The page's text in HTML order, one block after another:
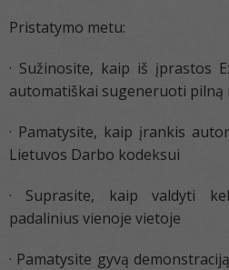
Pristatymo metu:
· Sužinosite, kaip iš įprastos
automatiškai sugeneruoti pilną
· Pamatysite, kaip įrankis
Lietuvos Darbo kodeksui
· Suprasite, kaip valdyti
padalinius vienoje vietoje
· Pamatysite gyvą